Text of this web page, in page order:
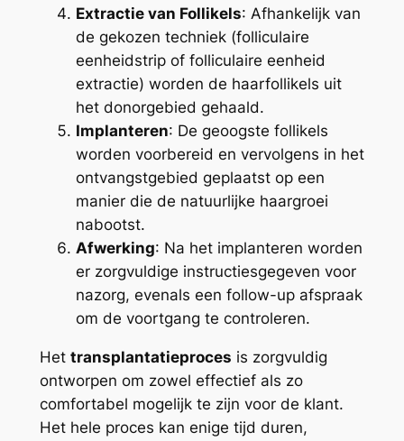
Extractie van Follikels: Afhankelijk van
de gekozen techniek (folliculaire
eenheidstrip of folliculaire eenheid
extractie) worden de haarfollikels uit
het donorgebied gehaald.
Implanteren: De geoogste follikels
worden voorbereid en vervolgens in het
ontvangstgebied geplaatst op een
manier die de natuurlijke haargroei
nabootst.
Afwerking: Na het implanteren worden
er zorgvuldige instructiesgegeven voor
nazorg, evenals een follow-up afspraak
om de voortgang te controleren.
Het transplantatieproces is zorgvuldig
ontworpen om zowel effectief als zo
comfortabel mogelijk te zijn voor de klant.
Het hele proces kan enige tijd duren,